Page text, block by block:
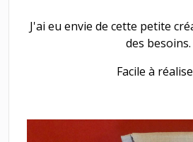
J'ai eu envie de cette petite
des besoins.
Facile à